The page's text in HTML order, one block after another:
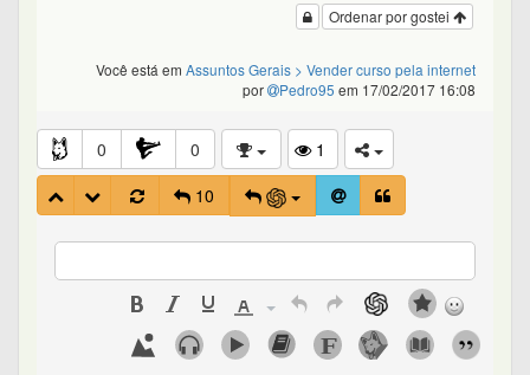
Ordenar por gostei
Você está em Assuntos Gerais > Vender curso pela internet
por
Pedro95 em 17/02/2017 16:08
0 0
1
10